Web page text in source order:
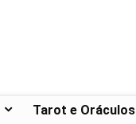
Tarot e Oráculos